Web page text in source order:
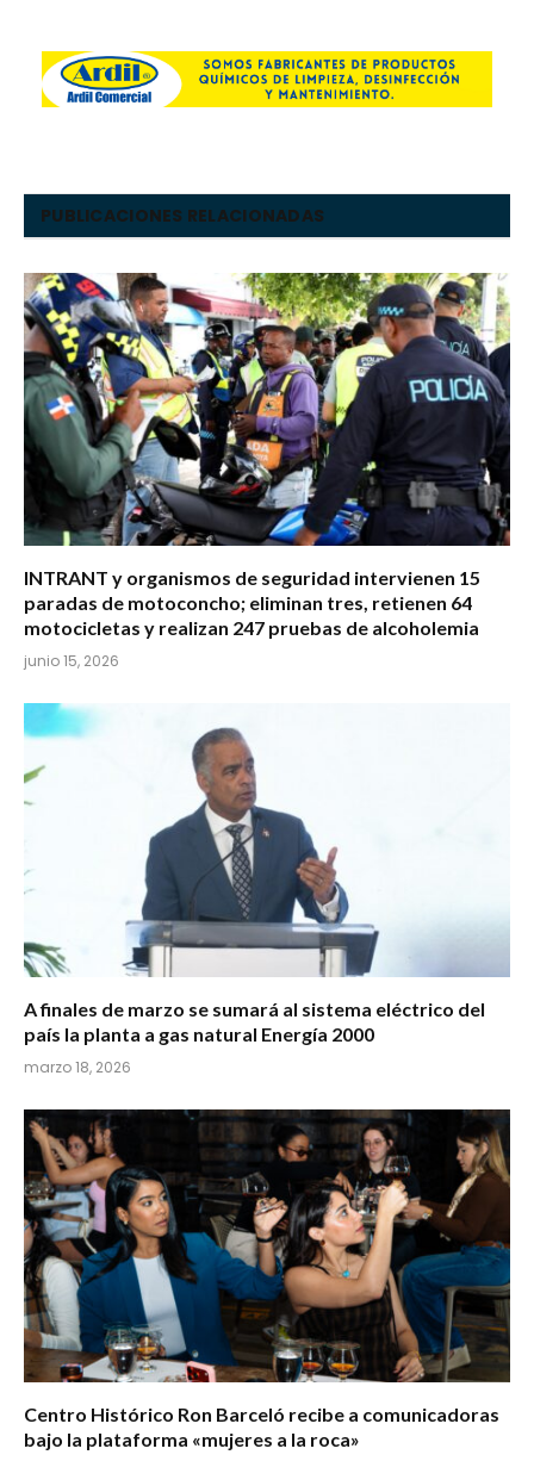
PUBLICACIONES RELACIONADAS
INTRANT y organismos de seguridad intervienen 15
paradas de motoconcho; eliminan tres, retienen 64
motocicletas y realizan 247 pruebas de alcoholemia
junio 15, 2026
A finales de marzo se sumará al sistema eléctrico del
país la planta a gas natural Energía 2000
marzo 18, 2026
Centro Histórico Ron Barceló recibe a comunicadoras
bajo la plataforma «mujeres a la roca»